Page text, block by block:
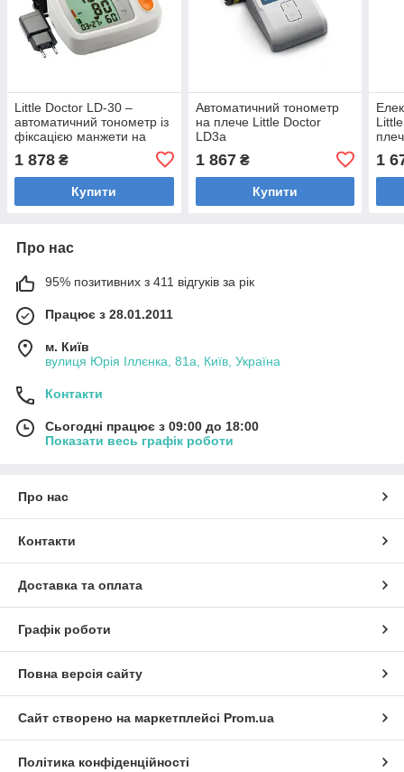
Little Doctor LD-30 –
автоматичний тонометр із
фіксацією манжети на
1 878 ₴
Купити
Автоматичний тонометр
на плече Little Doctor
LD3a
1 867₴
Купити
1
Про нас
95% позитивних з 411 відгуків за рік
Працює з 28.01.2011
м. Київ
вулиця Юрія Іллєнка, 81а, Київ, Україна
Контакти
Сьогодні працює з 09:00 до 18:00
Показати весь графік роботи
Про нас
Контакти
Доставка та оплата
Графік роботи
Повна версія сайту
Сайт створено на маркетплейсі Prom.ua
Політика конфіденційності